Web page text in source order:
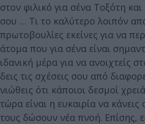
στον φιλικό για σένα Τοξότη
σου … Τι το καλύτερο λοιπόν
πρωτοβουλίες εκείνες για να
άτομα που για σένα είναι
ιδανική μέρα για να ανοιχτείς
δεις τις σχέσεις σου από
νιώθεις ότι κάποιοι δεσμοί
τώρα είναι η ευκαιρία να
τους δώσουν νέα πνοή. Επίσης,